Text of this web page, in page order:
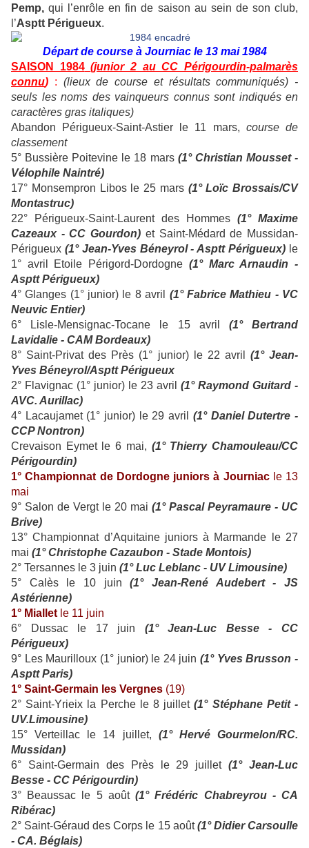
Pemp, qui l’enrôle en fin de saison au sein de son club,
l’Asptt Périgueux.
Départ de course à Journiac le 13 mai 1984
SAISON 1984 (junior 2 au CC Périgourdin-palmarès
connu) : (lieux de course et résultats communiqués) -
seuls les noms des vainqueurs connus sont indiqués en
caractères gras italiques)
Abandon Périgueux-Saint-Astier le 11 mars, course de
classement
5° Bussière Poitevine le 18 mars (1° Christian Mousset -
Vélophile Naintré)
17° Monsempron Libos le 25 mars (1° Loïc Brossais/CV
Montastruc)
22° Périgueux-Saint-Laurent des Hommes (1° Maxime
Cazeaux - CC Gourdon) et Saint-Médard de Mussidan-
Périgueux (1° Jean-Yves Béneyrol - Asptt Périgueux) le
1° avril Etoile Périgord-Dordogne (1° Marc Arnaudin -
Asptt Périgueux)
4° Glanges (1° junior) le 8 avril (1° Fabrice Mathieu - VC
Neuvic Entier)
6° Lisle-Mensignac-Tocane le 15 avril (1° Bertrand
Lavidalie - CAM Bordeaux)
8° Saint-Privat des Près (1° junior) le 22 avril (1° Jean-
Yves Béneyrol/Asptt Périgueux
2° Flavignac (1° junior) le 23 avril (1° Raymond Guitard -
AVC. Aurillac)
4° Lacaujamet (1° junior) le 29 avril (1° Daniel Dutertre -
CCP Nontron)
Crevaison Eymet le 6 mai, (1° Thierry Chamouleau/CC
Périgourdin)
1° Championnat de Dordogne juniors à Journiacle 13
mai
9° Salon de Vergt le 20 mai (1° Pascal Peyramaure - UC
Brive)
13° Championnat d’Aquitaine juniors à Marmande le 27
mai (1° Christophe Cazaubon - Stade Montois)
2° Tersannes le 3 juin (1° Luc Leblanc - UV Limousine)
5° Calès le 10 juin(1° Jean-René Audebert - JS
Astérienne)
1° Miallet le 11 juin
6° Dussac le 17 juin (1° Jean-Luc Besse - CC
Périgueux)
9° Les Maurilloux (1° junior) le 24 juin(1° Yves Brusson -
Asptt Paris)
1° Saint-Germain les Vergnes (19)
2° Saint-Yrieix la Perche le 8 juillet(1° Stéphane Petit -
UV.Limousine)
15° Verteillac le 14 juillet, (1° Hervé Gourmelon/RC.
Mussidan)
6° Saint-Germain des Près le 29 juillet(1° Jean-Luc
Besse - CC Périgourdin)
3° Beaussac le 5 août(1° Frédéric Chabreyrou - CA
Ribérac)
2° Saint-Géraud des Corps le 15 août(1° Didier Carsoulle
- CA. Béglais)